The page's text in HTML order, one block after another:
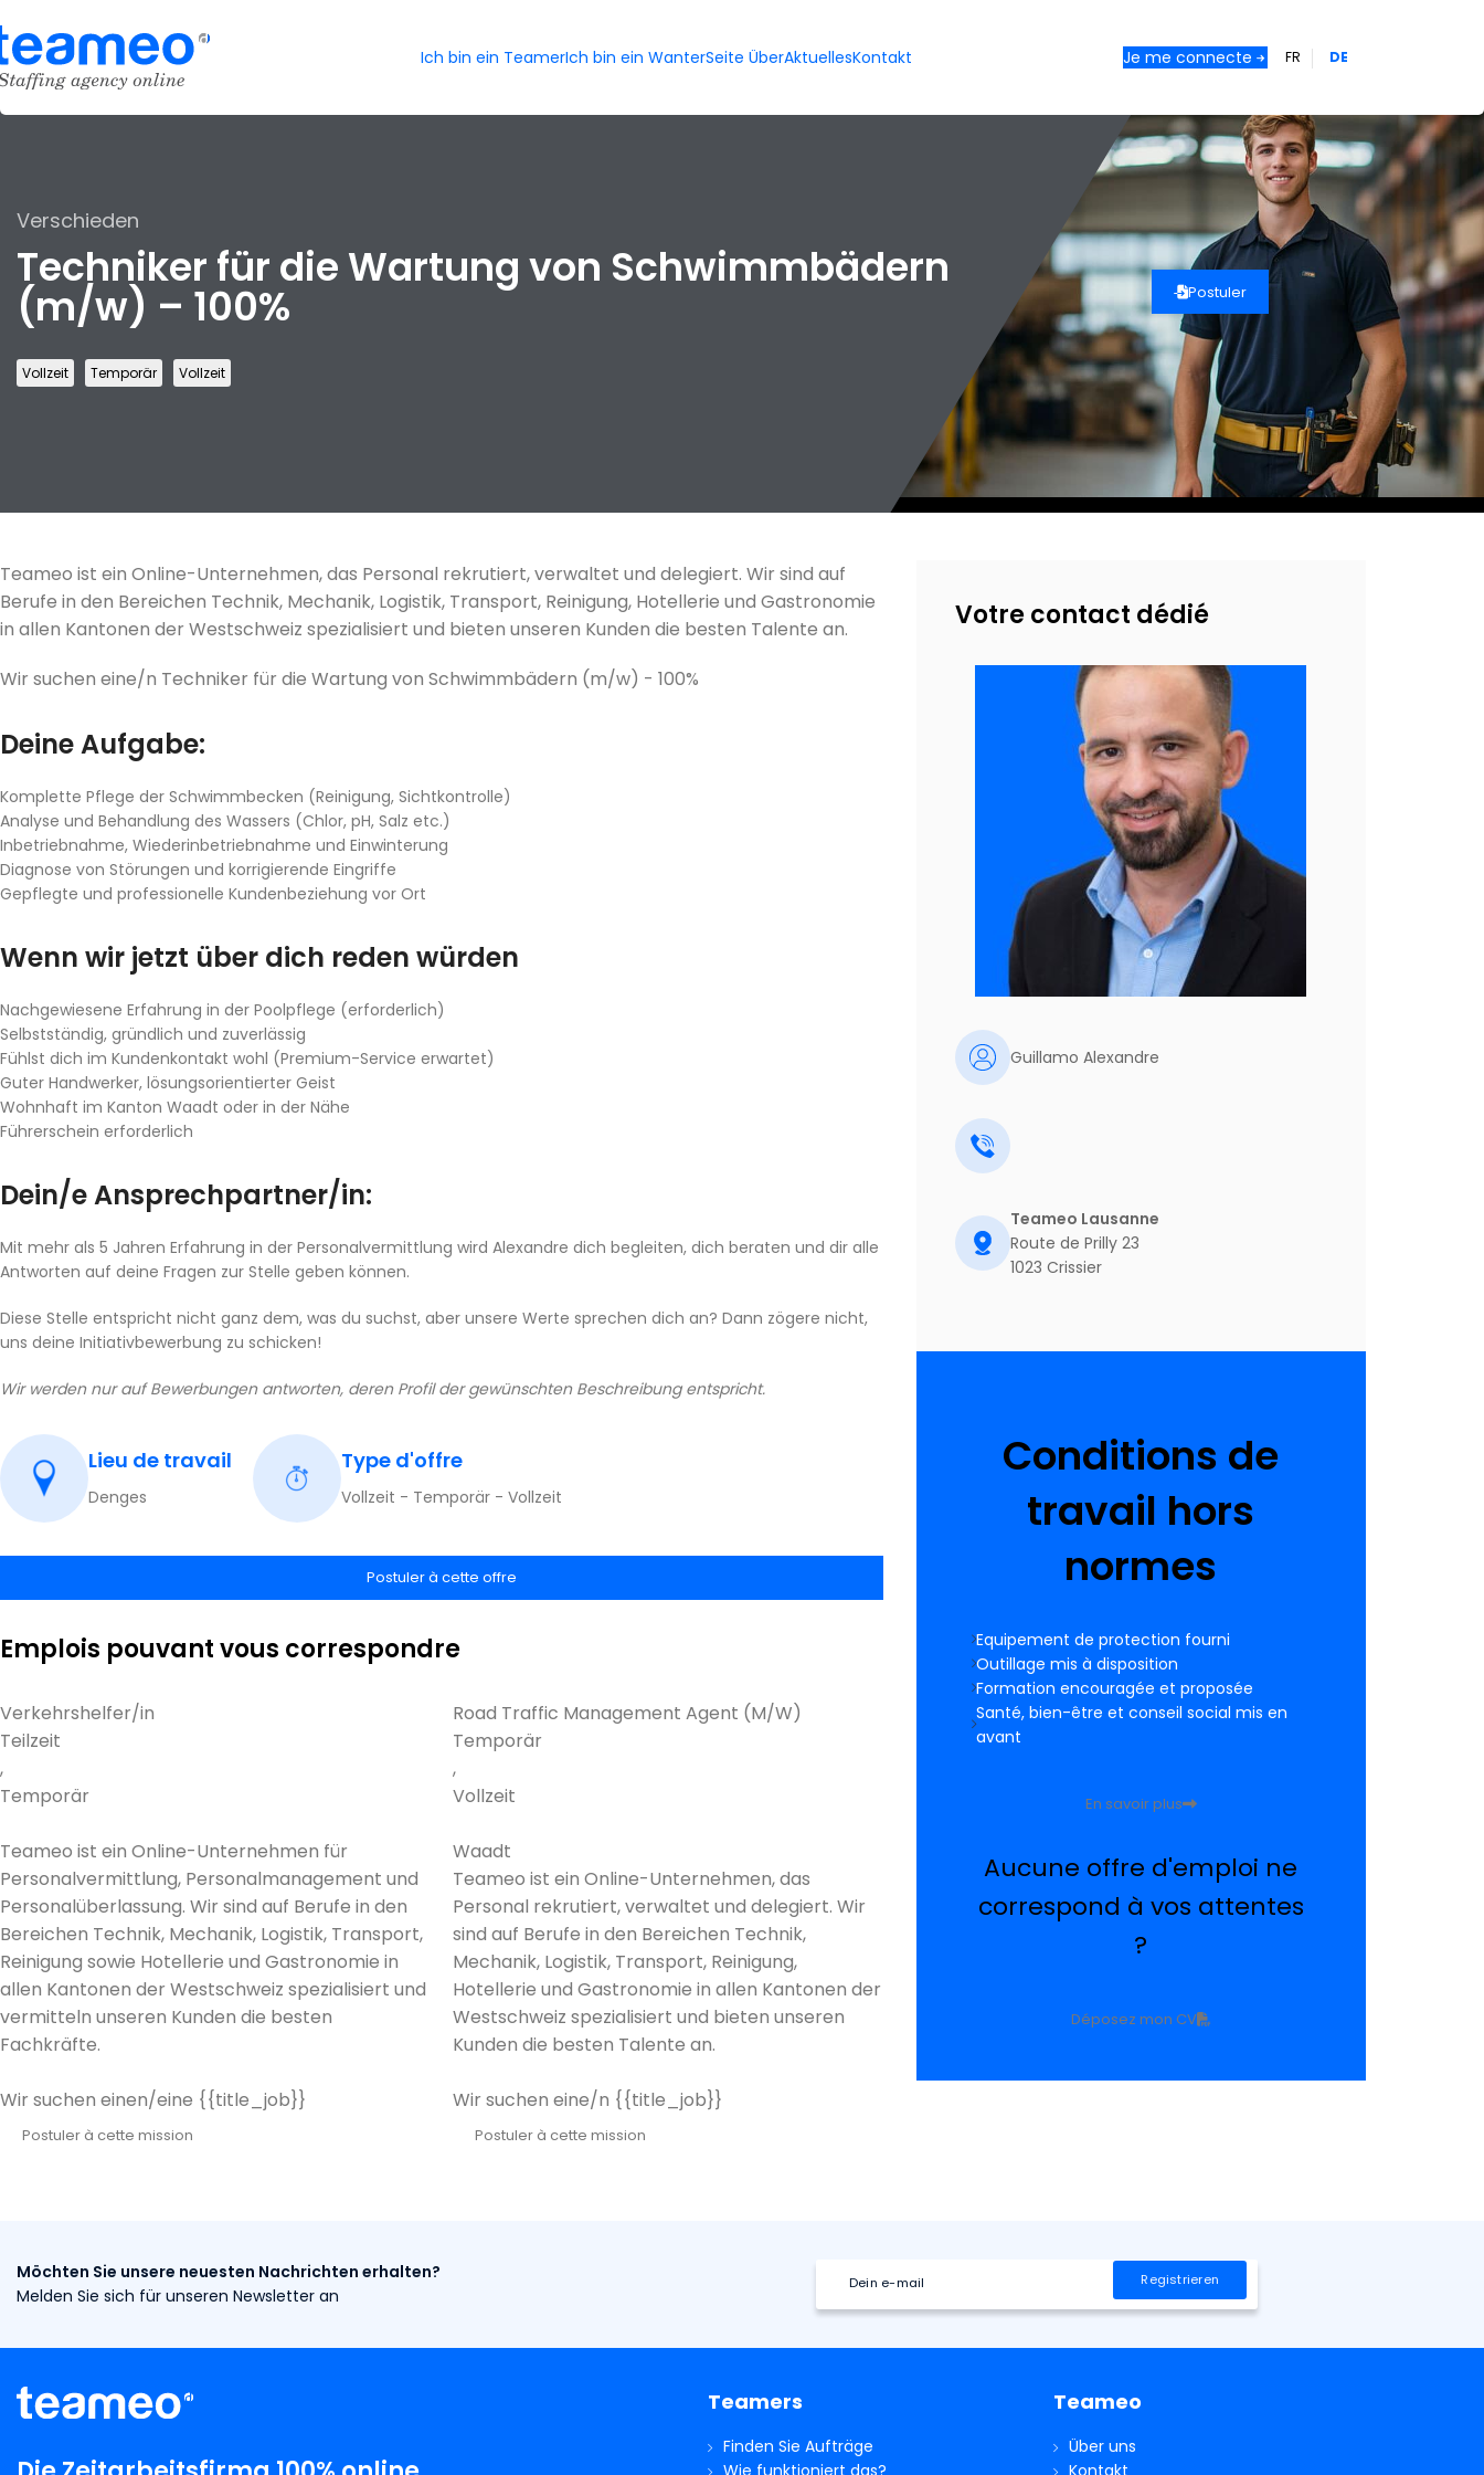
Ich bin ein TeamerIch bin ein WanterSeite ÜberAktuellesKontakt Je me connecte FR DE
Verschieden
Techniker für die Wartung von Schwimmbädern
(m/w) – 100%
Vollzeit Temporär Vollzeit
Postuler
Teameo ist ein Online-Unternehmen, das Personal rekrutiert, verwaltet und delegiert. Wir sind auf
Berufe in den Bereichen Technik, Mechanik, Logistik, Transport, Reinigung, Hotellerie und Gastronomie
in allen Kantonen der Westschweiz spezialisiert und bieten unseren Kunden die besten Talente an.
Wir suchen eine/n Techniker für die Wartung von Schwimmbädern (m/w) - 100%
Deine Aufgabe:
Komplette Pflege der Schwimmbecken (Reinigung, Sichtkontrolle)
Analyse und Behandlung des Wassers (Chlor, pH, Salz etc.)
Inbetriebnahme, Wiederinbetriebnahme und Einwinterung
Diagnose von Störungen und korrigierende Eingriffe
Gepflegte und professionelle Kundenbeziehung vor Ort
Wenn wir jetzt über dich reden würden
Nachgewiesene Erfahrung in der Poolpflege (erforderlich)
Selbstständig, gründlich und zuverlässig
Fühlst dich im Kundenkontakt wohl (Premium-Service erwartet)
Guter Handwerker, lösungsorientierter Geist
Wohnhaft im Kanton Waadt oder in der Nähe
Führerschein erforderlich
Dein/e Ansprechpartner/in:
Mit mehr als 5 Jahren Erfahrung in der Personalvermittlung wird Alexandre dich begleiten, dich beraten und dir alle
Antworten auf deine Fragen zur Stelle geben können.
Diese Stelle entspricht nicht ganz dem, was du suchst, aber unsere Werte sprechen dich an? Dann zögere nicht,
uns deine Initiativbewerbung zu schicken!
Wir werden nur auf Bewerbungen antworten, deren Profil der gewünschten Beschreibung entspricht.
Lieu de travail
Denges
Type d'offre
Vollzeit - Temporär - Vollzeit
Postuler à cette offre
Emplois pouvant vous correspondre
Verkehrshelfer/in
Teilzeit
,
Temporär
Teameo ist ein Online-Unternehmen für
Personalvermittlung, Personalmanagement und
Personalüberlassung. Wir sind auf Berufe in den
Bereichen Technik, Mechanik, Logistik, Transport,
Reinigung sowie Hotellerie und Gastronomie in
allen Kantonen der Westschweiz spezialisiert und
vermitteln unseren Kunden die besten
Fachkräfte.
Wir suchen einen/eine {{title_job}}
Postuler à cette mission
Road Traffic Management Agent (M/W)
Temporär
,
Vollzeit
Waadt
Teameo ist ein Online-Unternehmen, das
Personal rekrutiert, verwaltet und delegiert. Wir
sind auf Berufe in den Bereichen Technik,
Mechanik, Logistik, Transport, Reinigung,
Hotellerie und Gastronomie in allen Kantonen der
Westschweiz spezialisiert und bieten unseren
Kunden die besten Talente an.
Wir suchen eine/n {{title_job}}
Postuler à cette mission
Votre contact dédié
Guillamo Alexandre
Teameo Lausanne
Route de Prilly 23
1023 Crissier
Conditions de
travail hors
normes
Equipement de protection fourni
Outillage mis à disposition
Formation encouragée et proposée
Santé, bien-être et conseil social mis en
avant
En savoir plus
Aucune offre d'emploi ne
correspond à vos attentes
?
Déposez mon CV
Möchten Sie unsere neuesten Nachrichten erhalten?
Melden Sie sich für unseren Newsletter an
Teamers
Finden Sie Aufträge
Wie funktioniert das?
Teameo
Über uns
Kontakt